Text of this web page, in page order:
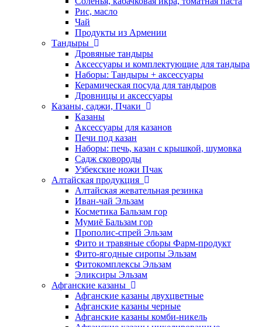
Рис, масло
Чай
Продукты из Армении
Тандыры
Дровяные тандыры
Аксессуары и комплектующие для тандыра
Наборы: Тандыры + аксессуары
Керамическая посуда для тандыров
Дровницы и аксессуары
Казаны, саджи, Пчаки
Казаны
Аксессуары для казанов
Печи под казан
Наборы: печь, казан с крышкой, шумовка
Садж сковороды
Узбекские ножи Пчак
Алтайская продукция
Алтайская жевательная резинка
Иван-чай Эльзам
Косметика Бальзам гор
Мумиё Бальзам гор
Прополис-спрей Эльзам
Фито и травяные сборы Фарм-продукт
Фито-ягодные сиропы Эльзам
Фитокомплексы Эльзам
Эликсиры Эльзам
Афганские казаны
Афганские казаны двухцветные
Афганские казаны черные
Афганские казаны комби-никель